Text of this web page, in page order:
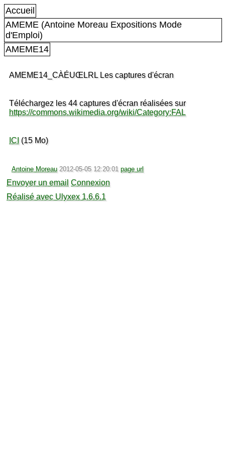
Accueil
AMEME (Antoine Moreau Expositions Mode
d'Emploi)
AMEME14
AMEME14_CÀÉUŒLRL Les captures d'écran
Téléchargez les 44 captures d'écran réalisées sur
https://commons.wikimedia.org/wiki/Category:FAL
ICI (15 Mo)
Antoine Moreau 2012-05-05 12:20:01 page url
Envoyer un email Connexion
Réalisé avec Ulyxex 1.6.6.1